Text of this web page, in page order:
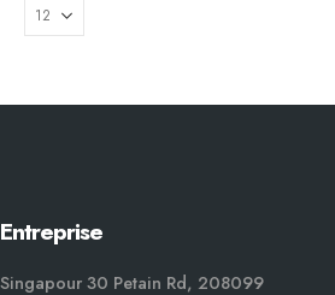
Entreprise
Singapour 30 Petain Rd, 208099